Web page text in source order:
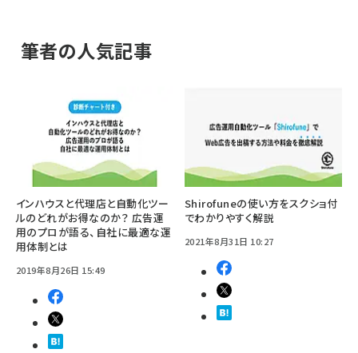
筆者の人気記事
インハウスと代理店と自動化ツー
ルのどれがお得なのか？ 広告運
用のプロが語る、自社に最適な運
用体制とは
2019年8月26日 15:49
Shirofuneの使い方をスクショ付
でわかりやすく解説
2021年8月31日 10:27